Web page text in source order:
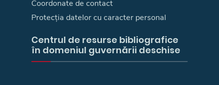
Coordonate de contact
Protecția datelor cu caracter personal
Centrul de resurse bibliografice
în domeniul guvernării deschise